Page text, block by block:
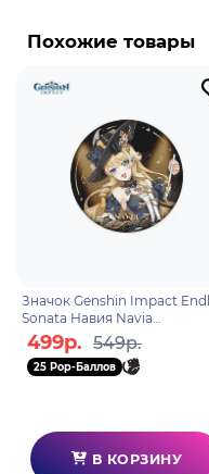
Линетт -
ассистенткой
После смерти
их "Отец" спас их
также служила
Домашнего очага.
Похожие товары
Значок Genshin Impact
Sonata Навия Navia
6942421134183
499р. 549р.
25 Pop-Баллов
В КОРЗИНУ